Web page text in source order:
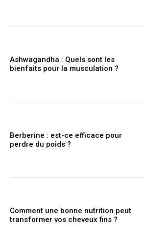
Ashwagandha : Quels sont les
bienfaits pour la musculation ?
Berberine : est-ce efficace pour
perdre du poids ?
Comment une bonne nutrition peut
transformer vos cheveux fins ?